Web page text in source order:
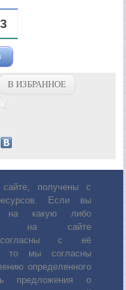
3
В ИЗБРАННОЕ
получены с
Если вы
на какую либо
на сайте
с её
то мы согласны
определенного
предложения о